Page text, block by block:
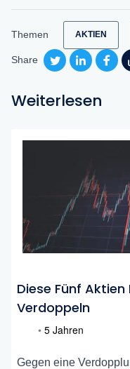
Themen AKTIEN
Share
Weiterlesen
Diese Fünf Aktien
Verdoppeln
• 5 Jahren
Gegen eine